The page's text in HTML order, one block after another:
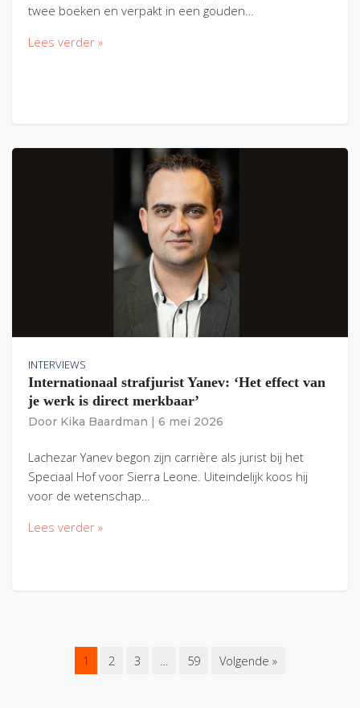
twee boeken en verpakt in een gouden…
Lees verder »
INTERVIEWS
Internationaal strafjurist Yanev: ‘Het effect van
je werk is direct merkbaar’
Door Kika Baardman 6 mei 2026
Lachezar Yanev begon zijn carrière als jurist bij het
Speciaal Hof voor Sierra Leone. Uiteindelijk koos hij
voor de wetenschap…
Lees verder »
1 2 3 … 59 Volgende »